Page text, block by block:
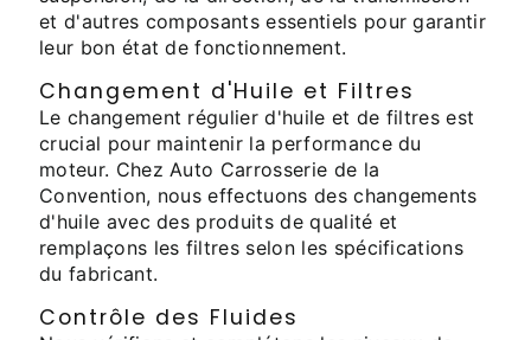
et d'autres composants essentiels pour garantir
leur bon état de fonctionnement.
Changement d'Huile et Filtres
Le changement régulier d'huile et de filtres est
crucial pour maintenir la performance du
moteur. Chez Auto Carrosserie de la
Convention, nous effectuons des changements
d'huile avec des produits de qualité et
remplaçons les filtres selon les spécifications
du fabricant.
Contrôle des Fluides